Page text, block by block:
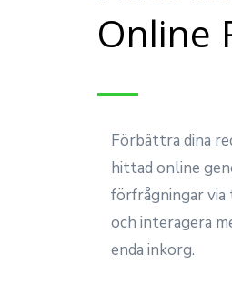
Online
Förbättra dina
hittad online
förfrågningar via
och interagera
enda inkorg.